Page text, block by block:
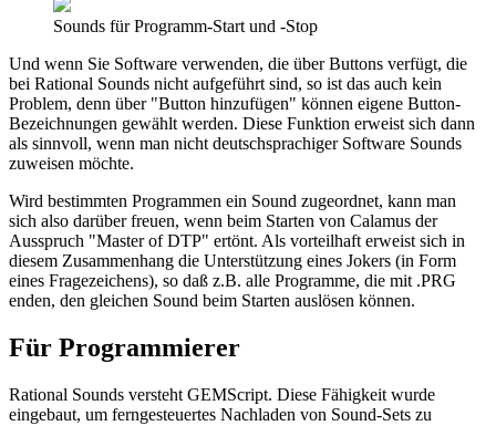
Sounds für Programm-Start und -Stop
Und wenn Sie Software verwenden, die über Buttons verfügt, die
bei Rational Sounds nicht aufgeführt sind, so ist das auch kein
Problem, denn über "Button hinzufügen" können eigene Button-
Bezeichnungen gewählt werden. Diese Funktion erweist sich dann
als sinnvoll, wenn man nicht deutschsprachiger Software Sounds
zuweisen möchte.
Wird bestimmten Programmen ein Sound zugeordnet, kann man
sich also darüber freuen, wenn beim Starten von Calamus der
Ausspruch "Master of DTP" ertönt. Als vorteilhaft erweist sich in
diesem Zusammenhang die Unterstützung eines Jokers (in Form
eines Fragezeichens), so daß z.B. alle Programme, die mit .PRG
enden, den gleichen Sound beim Starten auslösen können.
Für Programmierer
Rational Sounds versteht GEMScript. Diese Fähigkeit wurde
eingebaut, um ferngesteuertes Nachladen von Sound-Sets zu